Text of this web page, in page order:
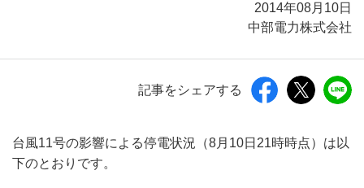
2014年08月10日
中部電力株式会社
記事をシェアする
台風11号の影響による停電状況（8月10日21時時点）は以
下のとおりです。